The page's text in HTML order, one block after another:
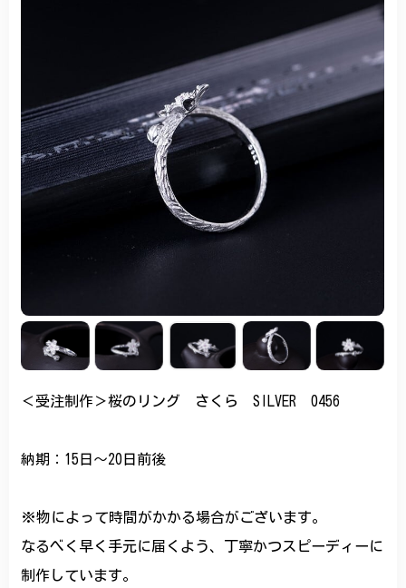
＜受注制作＞桜のリング さくら SILVER 0456
納期：15日～20日前後
※物によって時間がかかる場合がございます。
なるべく早く手元に届くよう、丁寧かつスピーディーに
制作しています。